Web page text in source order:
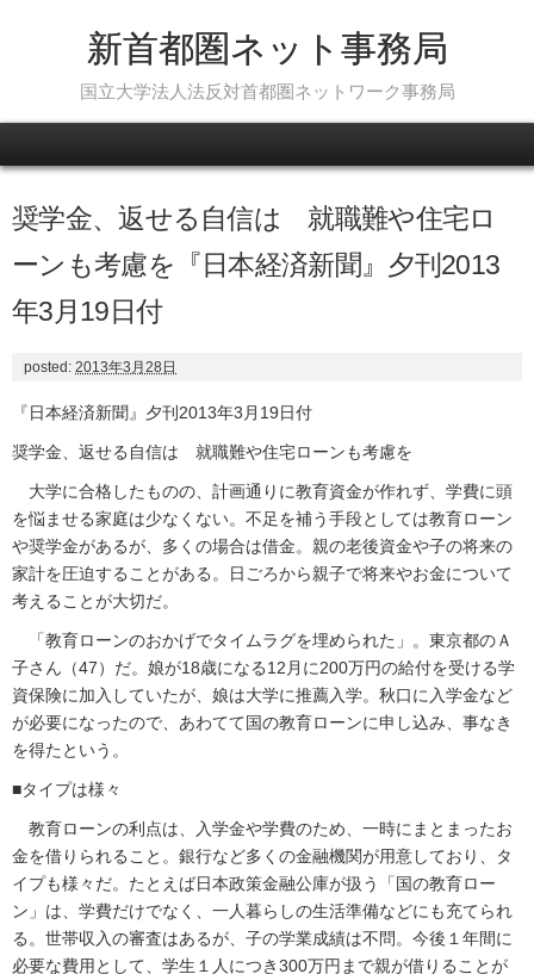
新首都圏ネット事務局
国立大学法人法反対首都圏ネットワーク事務局
奨学金、返せる自信は 就職難や住宅ロ
ーンも考慮を『日本経済新聞』夕刊2013
年3月19日付
posted: 2013年3月28日
『日本経済新聞』夕刊2013年3月19日付
奨学金、返せる自信は 就職難や住宅ローンも考慮を
大学に合格したものの、計画通りに教育資金が作れず、学費に頭
を悩ませる家庭は少なくない。不足を補う手段としては教育ローン
や奨学金があるが、多くの場合は借金。親の老後資金や子の将来の
家計を圧迫することがある。日ごろから親子で将来やお金について
考えることが大切だ。
「教育ローンのおかげでタイムラグを埋められた」。東京都のＡ
子さん（47）だ。娘が18歳になる12月に200万円の給付を受ける学
資保険に加入していたが、娘は大学に推薦入学。秋口に入学金など
が必要になったので、あわてて国の教育ローンに申し込み、事なき
を得たという。
■タイプは様々
教育ローンの利点は、入学金や学費のため、一時にまとまったお
金を借りられること。銀行など多くの金融機関が用意しており、タ
イプも様々だ。たとえば日本政策金融公庫が扱う「国の教育ロー
ン」は、学費だけでなく、一人暮らしの生活準備などにも充てられ
る。世帯収入の審査はあるが、子の学業成績は不問。今後１年間に
必要な費用として、学生１人につき300万円まで親が借りることが